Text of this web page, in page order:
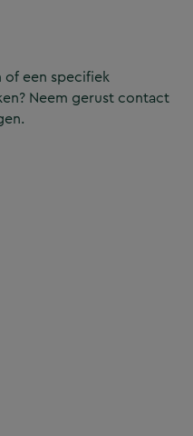
een specifiek
Neem gerust contact